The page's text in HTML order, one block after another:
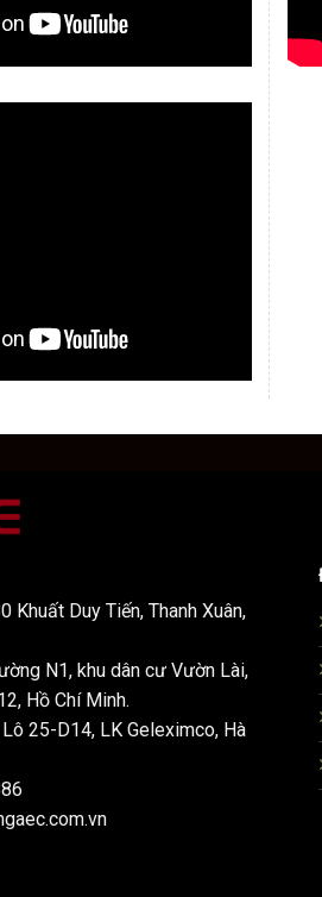
Khuất Duy Tiến, Thanh Xuân,
N1, khu dân cư Vườn Lài,
Hồ Chí Minh.
Lô 25-D14, LK Geleximco, Hà